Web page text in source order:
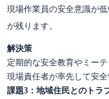
現場作業員の安全意識が
が残ります。
解決策
定期的な安全教育やミー
現場責任者が率先して安全
課題3：地域住民とのトラ